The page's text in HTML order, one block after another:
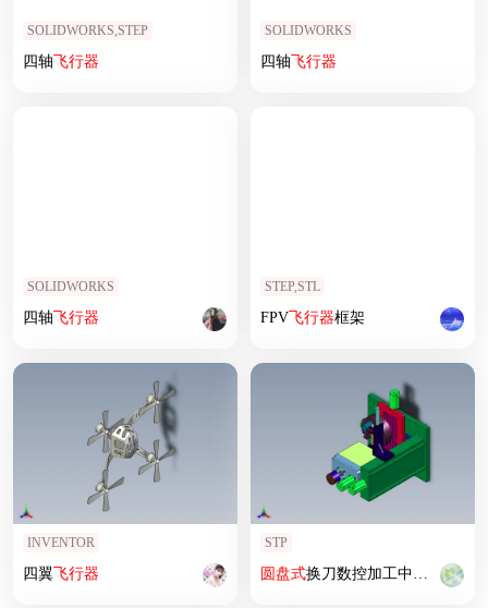
SOLIDWORKS,STEP
四轴飞行器
SOLIDWORKS
四轴飞行器
SOLIDWORKS
四轴飞行器
STEP,STL
FPV飞行器框架
INVENTOR
四翼飞行器
STP
圆盘式换刀数控加工中心机床